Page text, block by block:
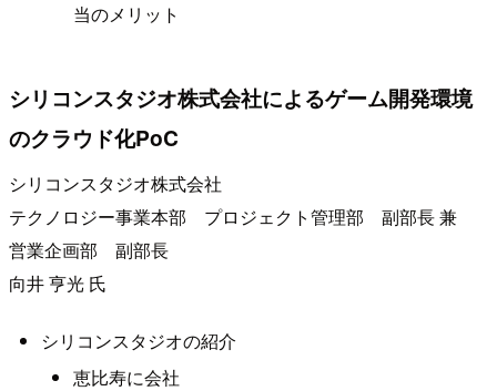
当のメリット
シリコンスタジオ株式会社によるゲーム開発環境
のクラウド化PoC
シリコンスタジオ株式会社
テクノロジー事業本部 プロジェクト管理部 副部長 兼
営業企画部 副部長
向井 亨光 氏
シリコンスタジオの紹介
恵比寿に会社